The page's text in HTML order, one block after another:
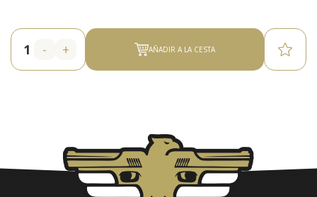
- + AÑADIR A LA CESTA